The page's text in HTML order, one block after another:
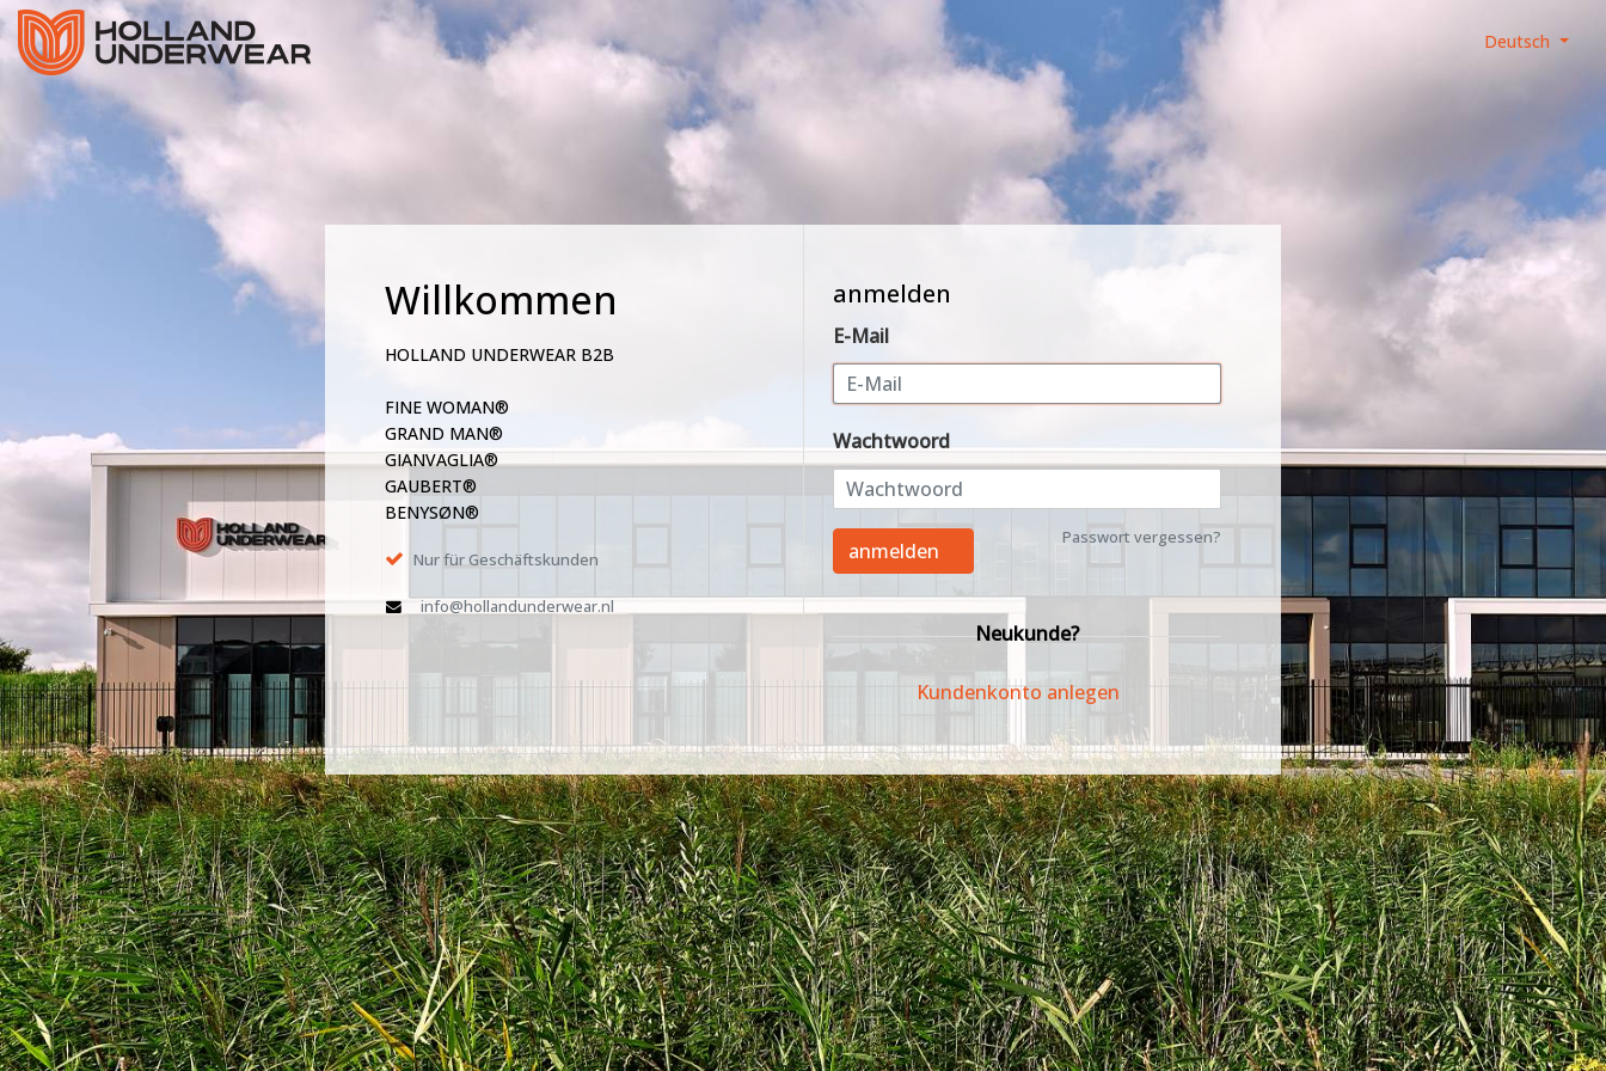
Deutsch
Willkommen
HOLLAND UNDERWEAR B2B
FINE WOMAN®
GRAND MAN®
GIANVAGLIA®
GAUBERT®
BENYSØN®
Nur für Geschäftskunden
info@hollandunderwear.nl
anmelden
E-Mail
Wachtwoord
Passwort vergessen?
anmelden
Neukunde?
Kundenkonto anlegen